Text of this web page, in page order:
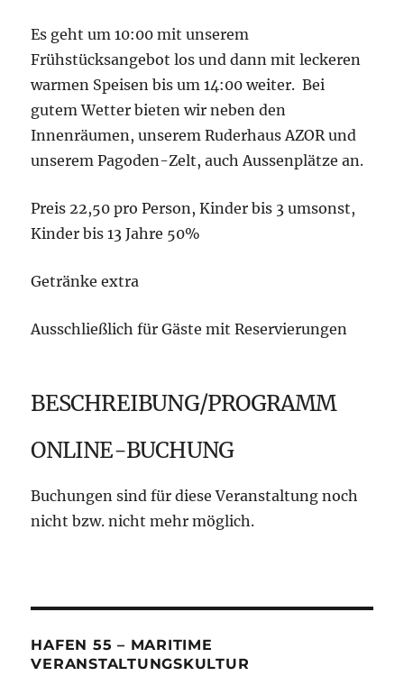
Es geht um 10:00 mit unserem
Frühstücksangebot los und dann mit leckeren
warmen Speisen bis um 14:00 weiter. Bei
gutem Wetter bieten wir neben den
Innenräumen, unserem Ruderhaus AZOR und
unserem Pagoden-Zelt, auch Aussenplätze an.
Preis 22,50 pro Person, Kinder bis 3 umsonst,
Kinder bis 13 Jahre 50%
Getränke extra
Ausschließlich für Gäste mit Reservierungen
BESCHREIBUNG/PROGRAMM
ONLINE-BUCHUNG
Buchungen sind für diese Veranstaltung noch
nicht bzw. nicht mehr möglich.
HAFEN 55 – MARITIME
VERANSTALTUNGSKULTUR